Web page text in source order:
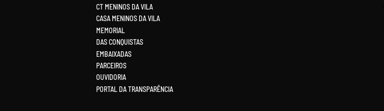
CT MENINOS DA VILA
CASA MENINOS DA VILA
MEMORIAL
DAS CONQUISTAS
EMBAIXADAS
PARCEIROS
OUVIDORIA
PORTAL DA TRANSPARÊNCIA